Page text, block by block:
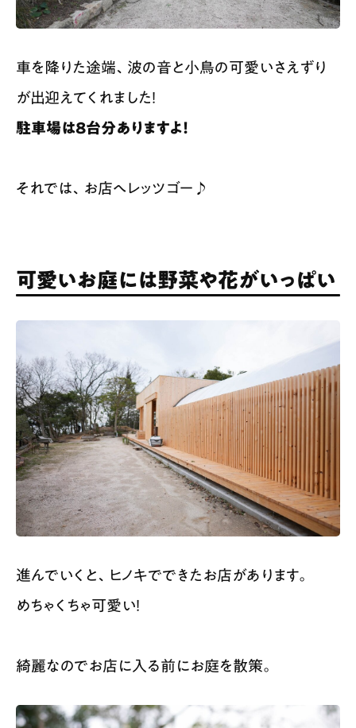
車を降りた途端、波の音と小鳥の可愛いさえずり
が出迎えてくれました！
駐車場は8台分ありますよ！
それでは、お店へレッツゴー♪
可愛いお庭には野菜や花がいっぱい
進んでいくと、ヒノキでできたお店があります。
めちゃくちゃ可愛い！
綺麗なのでお店に入る前にお庭を散策。